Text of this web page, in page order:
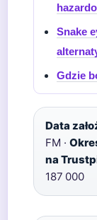
Snake
Gdzie
Data
FM ·
na
187 000